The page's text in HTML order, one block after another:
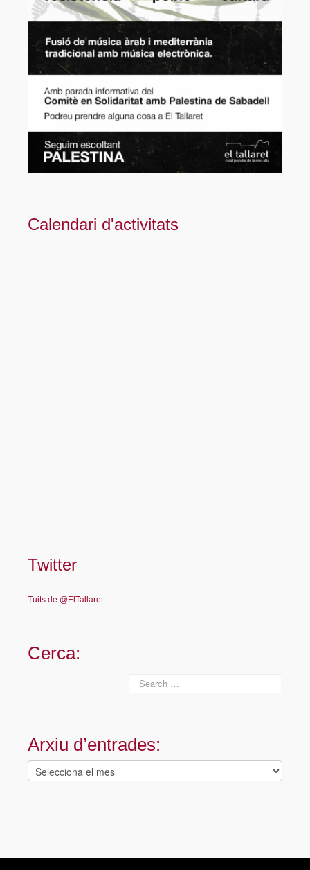
Calendari d'activitats
Twitter
Tuits de @ElTallaret
Cerca:
Arxiu d’entrades:
Arxiu
d’entrades: